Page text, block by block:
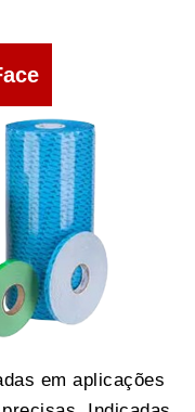
em aplicações